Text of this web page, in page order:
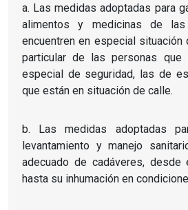
a. Las medidas adoptadas para
alimentos y medicinas de
encuentren en especial situación
particular de las personas
especial de seguridad, las de
que están en situación de calle.
b. Las medidas adoptadas
levantamiento y manejo
adecuado de cadáveres,
hasta su inhumación en